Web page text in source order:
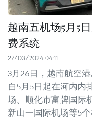
越南五机场5月5
费系统
27/03/2024 04:11
3月26日，越南航空
自5月5日起在河内内
场、顺化市富牌国际
新山一国际机场等5